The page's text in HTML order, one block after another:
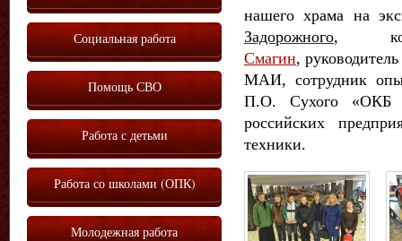
нашего храма на
Задорожного,
Смагин, руководитель
МАИ, сотрудник
П.О. Сухого «ОКБ
российских
техники.
Социальная работа
Помощь СВО
Работа с детьми
Работа со школами (ОПК)
Молодежная работа